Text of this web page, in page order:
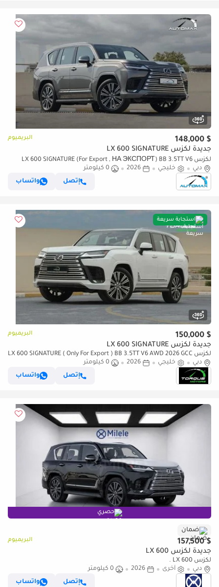
$ 148,000 البريميوم
جديدة لكزس LX 600 SIGNATURE
لكزس LX 600 SIGNATURE (For Export , НА ЭКСПОРТ) BB 3.5TT V6
AWD GCC 2026 Без пробега
دبي خليجي 2026
0 كيلومتر
إتصل
واتساب
استجابة سريعة
$ 150,000 البريميوم
جديدة لكزس LX 600 SIGNATURE
لكزس LX 600 SIGNATURE ( Only For Export ) BB 3.5TT V6 AWD 2026 GCC
BRAND NEW
دبي خليجي 2026
0 كيلومتر
إتصل
واتساب
حصري
ضمان
$ 157,500 البريميوم
جديدة لكزس LX 600
لكزس LX 600 .
دبي
أخرى 2026
0 كيلومتر
إتصل
واتساب